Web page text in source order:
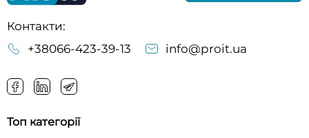
Контакти:
+38066-423-39-13
info@proit.ua
Топ категорії